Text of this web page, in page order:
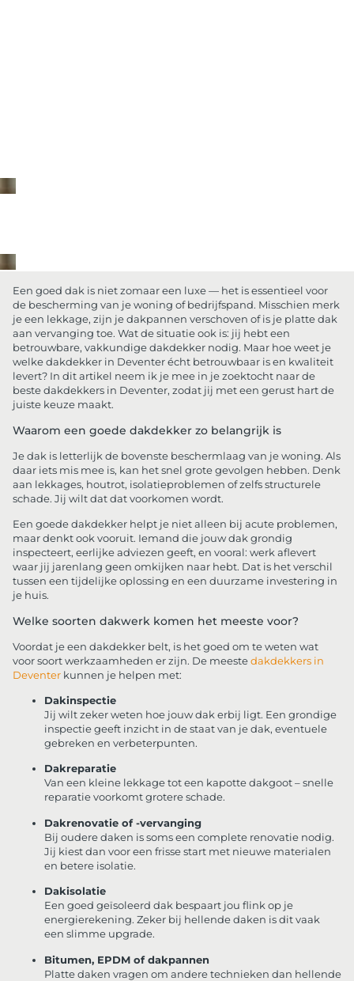
Een goed dak is niet zomaar een luxe — het is essentieel voor
de bescherming van je woning of bedrijfspand. Misschien merk
je een lekkage, zijn je dakpannen verschoven of is je platte dak
aan vervanging toe. Wat de situatie ook is: jij hebt een
betrouwbare, vakkundige dakdekker nodig. Maar hoe weet je
welke dakdekker in Deventer écht betrouwbaar is en kwaliteit
levert? In dit artikel neem ik je mee in je zoektocht naar de
beste dakdekkers in Deventer, zodat jij met een gerust hart de
juiste keuze maakt.
Waarom een goede dakdekker zo belangrijk is
Je dak is letterlijk de bovenste beschermlaag van je woning. Als
daar iets mis mee is, kan het snel grote gevolgen hebben. Denk
aan lekkages, houtrot, isolatieproblemen of zelfs structurele
schade. Jij wilt dat dat voorkomen wordt.
Een goede dakdekker helpt je niet alleen bij acute problemen,
maar denkt ook vooruit. Iemand die jouw dak grondig
inspecteert, eerlijke adviezen geeft, en vooral: werk aflevert
waar jij jarenlang geen omkijken naar hebt. Dat is het verschil
tussen een tijdelijke oplossing en een duurzame investering in
je huis.
Welke soorten dakwerk komen het meeste voor?
Voordat je een dakdekker belt, is het goed om te weten wat
voor soort werkzaamheden er zijn. De meeste dakdekkers in
Deventer kunnen je helpen met:
Dakinspectie
Jij wilt zeker weten hoe jouw dak erbij ligt. Een grondige
inspectie geeft inzicht in de staat van je dak, eventuele
gebreken en verbeterpunten.
Dakreparatie
Van een kleine lekkage tot een kapotte dakgoot – snelle
reparatie voorkomt grotere schade.
Dakrenovatie of -vervanging
Bij oudere daken is soms een complete renovatie nodig.
Jij kiest dan voor een frisse start met nieuwe materialen
en betere isolatie.
Dakisolatie
Een goed geïsoleerd dak bespaart jou flink op je
energierekening. Zeker bij hellende daken is dit vaak
een slimme upgrade.
Bitumen, EPDM of dakpannen
Platte daken vragen om andere technieken dan hellende